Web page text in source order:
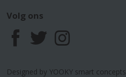
Volg ons
F
a
T
w
I
n
Designed by YOOKY smart concepts